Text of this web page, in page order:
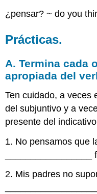
¿pensar? ~ do you
Prácticas.
A. Termina cada
apropiada del
Ten cuidado, a veces
del subjuntivo y a
presente del
1. No pensamos que
_________________
2. Mis padres no